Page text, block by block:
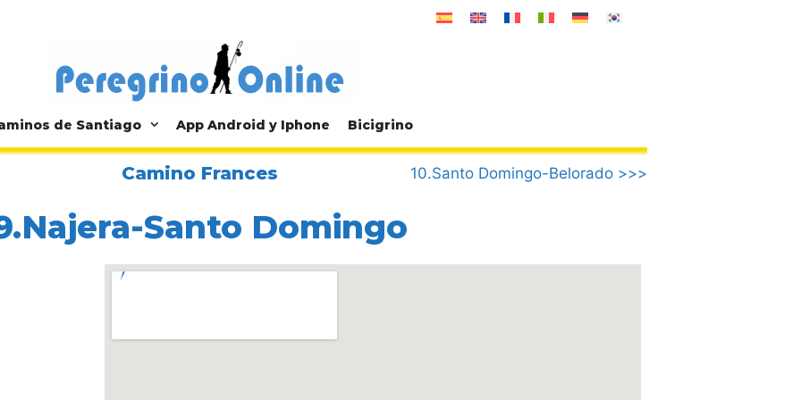
de Santiago App Android y Iphone Bicigrino
Camino Frances 10.Santo Domingo-Belorado >>>
Santo Domingo